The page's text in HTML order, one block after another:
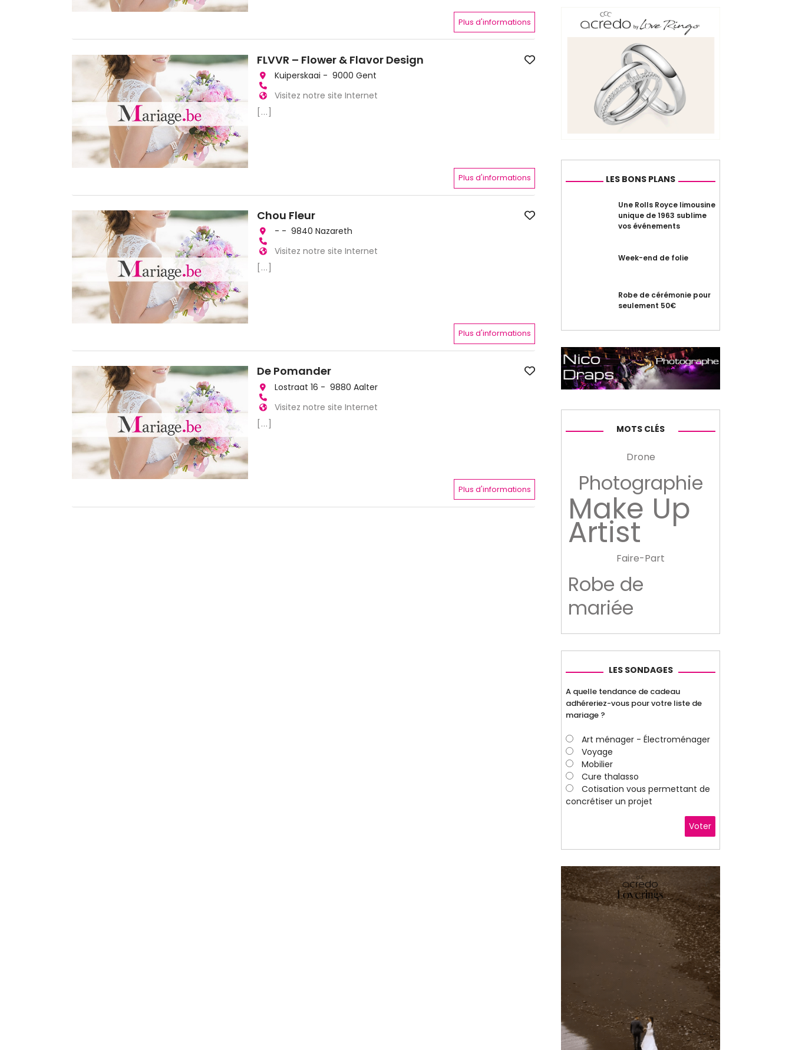
Plus d'informations
FLVVR – Flower & Flavor Design
Kuiperskaai - 9000 Gent
Visitez notre site Internet
[...]
Plus d'informations
Chou Fleur
- - 9840 Nazareth
Visitez notre site Internet
[...]
Plus d'informations
De Pomander
Lostraat 16 - 9880 Aalter
Visitez notre site Internet
[...]
Plus d'informations
LES BONS PLANS
Une Rolls Royce limousine
unique de 1963 sublime
vos événements
Week-end de folie
Robe de cérémonie pour
seulement 50€
MOTS CLÉS
Drone
Photographie
Make Up
Artist
Faire-Part
Robe de
mariée
LES SONDAGES
A quelle tendance de cadeau
adhéreriez-vous pour votre liste de
mariage ?
Art ménager - Électroménager
Voyage
Mobilier
Cure thalasso
Cotisation vous permettant de
concrétiser un projet
Voter